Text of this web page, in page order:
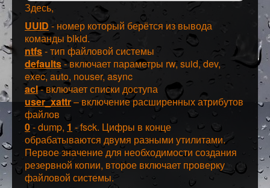
Здесь,
UUID - номер который берётся из вывода
команды blkid.
ntfs- тип файловой системы
defaults- включает параметры rw, suid, dev,
exec, auto, nouser, async
acl- включает списки доступа
user_xattr– включение расширенных атрибутов
файлов
0- dump, 1 - fsck. Цифры в конце
обрабатываются двумя разными утилитами.
Первое значение для необходимости создания
резервной копии, второе включает проверку
файловой системы.